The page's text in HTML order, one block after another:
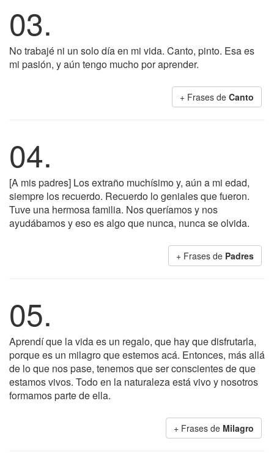
03.
No trabajé ni un solo día en mi vida. Canto, pinto. Esa es
mi pasión, y aún tengo mucho por aprender.
+ Frases de Canto
04.
[A mis padres] Los extraño muchísimo y, aún a mi edad,
siempre los recuerdo. Recuerdo lo geniales que fueron.
Tuve una hermosa familia. Nos queríamos y nos
ayudábamos y eso es algo que nunca, nunca se olvida.
+ Frases de Padres
05.
Aprendí que la vida es un regalo, que hay que disfrutarla,
porque es un milagro que estemos acá. Entonces, más allá
de lo que nos pase, tenemos que ser conscientes de que
estamos vivos. Todo en la naturaleza está vivo y nosotros
formamos parte de ella.
+ Frases de Milagro